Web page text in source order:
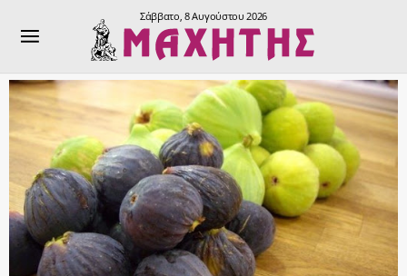
Σάββατο, 8 Αυγούστου 2026